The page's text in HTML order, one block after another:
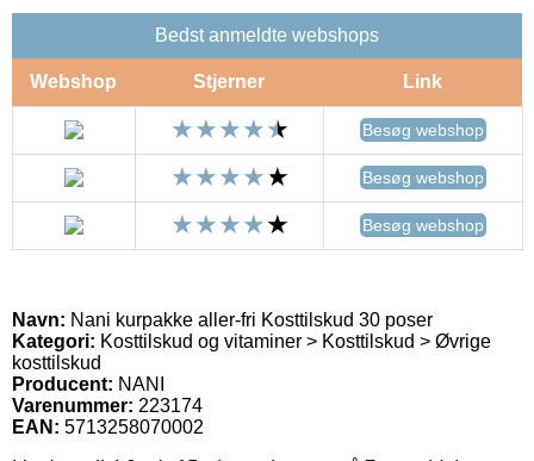
Bedst anmeldte webshops
Webshop Stjerner Link
Besøg webshop
Besøg webshop
Besøg webshop
Navn: Nani kurpakke aller-fri Kosttilskud 30 poser
Kategori: Kosttilskud og vitaminer > Kosttilskud > Øvrige
kosttilskud
Producent: NANI
Varenummer: 223174
EAN: 5713258070002